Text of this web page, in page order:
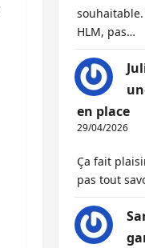
HLM, pas…
en place
29/04/2026
Ça fait
pas tout